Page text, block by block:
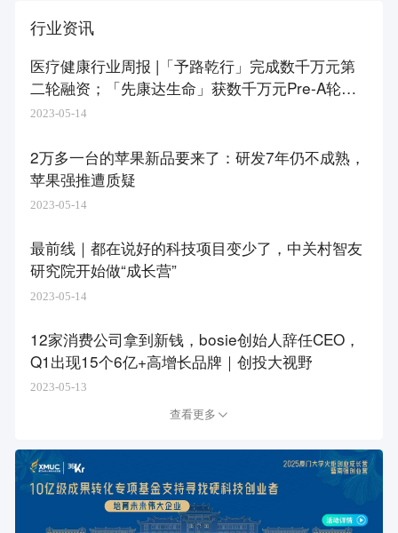
行业资讯
医疗健康行业周报 |「予路乾行」完成数千万元第
二轮融资；「先康达生命」获数千万元Pre-A轮融
资
2023-05-14
2万多一台的苹果新品要来了：研发7年仍不成熟，
苹果强推遭质疑
2023-05-14
最前线｜都在说好的科技项目变少了，中关村智友
研究院开始做“成长营”
2023-05-14
12家消费公司拿到新钱，bosie创始人辞任CEO，
Q1出现15个6亿+高增长品牌｜创投大视野
2023-05-13
查看更多